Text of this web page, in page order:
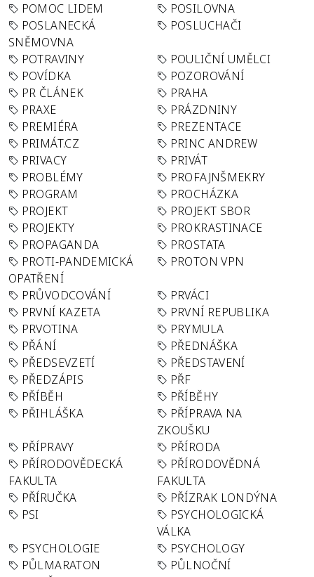
POMOC LIDEM
POSILOVNA
POSLANECKÁ
SNĚMOVNA
POSLUCHAČI
POTRAVINY
POULIČNÍ UMĚLCI
POVÍDKA
POZOROVÁNÍ
PR ČLÁNEK
PRAHA
PRAXE
PRÁZDNINY
PREMIÉRA
PREZENTACE
PRIMÁT.CZ
PRINC ANDREW
PRIVACY
PRIVÁT
PROBLÉMY
PROFAJNŠMEKRY
PROGRAM
PROCHÁZKA
PROJEKT
PROJEKT SBOR
PROJEKTY
PROKRASTINACE
PROPAGANDA
PROSTATA
PROTI-PANDEMICKÁ
OPATŘENÍ
PROTON VPN
PRŮVODCOVÁNÍ
PRVÁCI
PRVNÍ KAZETA
PRVNÍ REPUBLIKA
PRVOTINA
PRYMULA
PŘÁNÍ
PŘEDNÁŠKA
PŘEDSEVZETÍ
PŘEDSTAVENÍ
PŘEDZÁPIS
PŘF
PŘÍBĚH
PŘÍBĚHY
PŘIHLÁŠKA
PŘÍPRAVA NA
ZKOUŠKU
PŘÍPRAVY
PŘÍRODA
PŘÍRODOVĚDECKÁ
FAKULTA
PŘÍRODOVĚDNÁ
FAKULTA
PŘÍRUČKA
PŘÍZRAK LONDÝNA
PSI
PSYCHOLOGICKÁ
VÁLKA
PSYCHOLOGIE
PSYCHOLOGY
PŮLMARATON
PŮLNOČNÍ